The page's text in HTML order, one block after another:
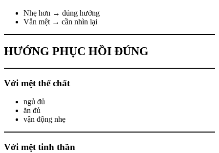
Nhẹ hơn → đúng hướng
Vẫn mệt → cần nhìn lại
HƯỚNG PHỤC HỒI ĐÚNG
Với mệt thể chất
ngủ đủ
ăn đủ
vận động nhẹ
Với mệt tinh thần